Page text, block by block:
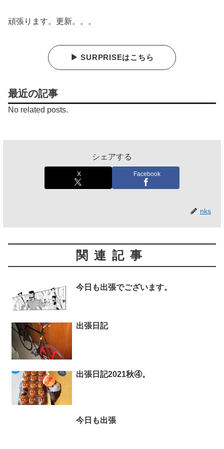
頑張ります。更新。。。
▶ SURPRISEはこちら
最近の記事
No related posts.
シェアする
X Facebook
nks
関連記事
今日も出張でございます。
出張日記
出張日記2021秋④。
今日も出張